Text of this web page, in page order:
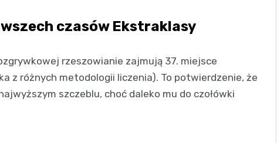
czasów Ekstraklasy
rzeszowianie zajmują 37. miejsce
z różnych metodologii liczenia). To potwierdzenie, że
szczeblu, choć daleko mu do czołówki